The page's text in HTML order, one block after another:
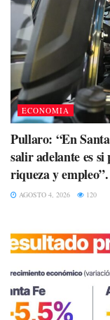
ECONOMIA
Pullaro: “En
salir adelante es
riqueza y empleo”.
AGOSTO 4, 2026 120